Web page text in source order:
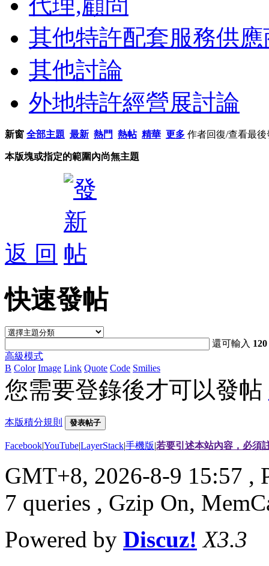
其他特許配套服務供應
其他討論
外地特許經營展討論
新窗 全部主題 最新 熱門 熱帖 精華 更多 作者回復/查看最後
本版塊或指定的範圍內尚無主題
返 回
快速發帖
還可輸入 120
高級模式
B Color Image Link Quote Code Smilies
您需要登錄後才可以發帖
本版積分規則 發表帖子
Facebook|YouTube|LayerStack|手機版|若要引述本站內容，必須
GMT+8, 2026-8-9 15:57 ,
7 queries , Gzip On,
Powered by Discuz! X3.3